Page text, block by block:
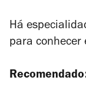
Há
para conhecer